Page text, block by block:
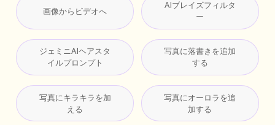
画像からビデオへ
AIブレイズフィルタ
ー
ジェミニAIヘアスタ
イルプロンプト
写真に落書きを追加
する
写真にキラキラを加
える
写真にオーロラを追
加する